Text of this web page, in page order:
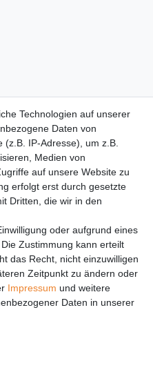
Technologien auf unserer
Daten von
IP-Adresse), um z.B.
Medien von
auf unsere Website zu
erfolgt erst durch gesetzte
Dritten, die wir in den
oder aufgrund eines
Zustimmung kann erteilt
das Recht, nicht einzuwilligen
Zeitpunkt zu ändern oder
Impressum und weitere
Daten in unserer